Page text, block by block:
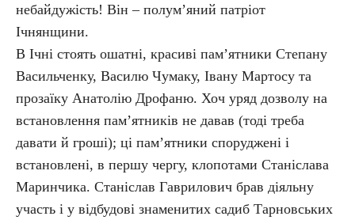
небайдужість! Він – полум’яний патріот
Ічнянщини.
В Ічні стоять ошатні, красиві пам’ятники Степану
Васильченку, Василю Чумаку, Івану Мартосу та
прозаїку Анатолію Дрофаню. Хоч уряд дозволу на
встановлення пам’ятників не давав (тоді треба
давати й гроші); ці пам’ятники споруджені і
встановлені, в першу чергу, клопотами Станіслава
Маринчика. Станіслав Гаврилович брав діяльну
участь і у відбудові знаменитих садиб Тарновських